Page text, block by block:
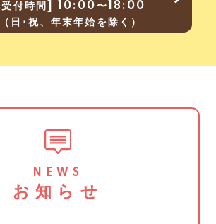
[受付時間] 10:00〜18:00
（日･祝、年末年始を除く）
NEWS
お知らせ